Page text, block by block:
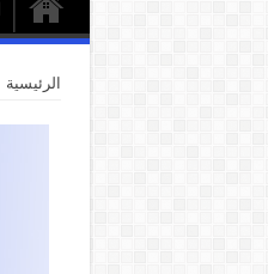
الرئيسية